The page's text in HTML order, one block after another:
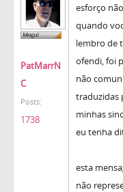
PatMarrN
C
Posts:
1738
esforço
quando
lembro de
ofendi, foi
não
traduzidas
minhas
eu tenha
esta
não